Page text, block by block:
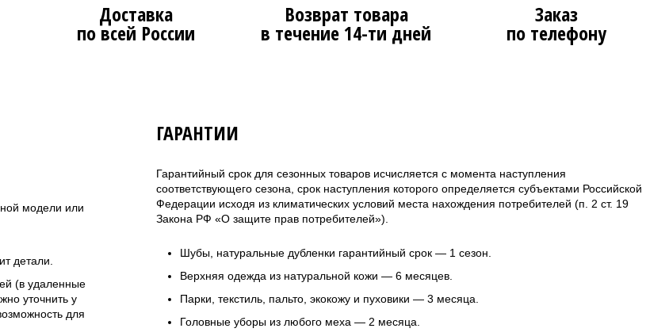
Доставка
по всей России
Возврат товара
в течение 14-ти дней
Заказ
по телефону
модели или
детали.
(в удаленные
уточнить у
для
ГАРАНТИИ
Гарантийный срок для сезонных товаров исчисляется с момента наступления
соответствующего сезона, срок наступления которого определяется субъектами Российской
Федерации исходя из климатических условий места нахождения потребителей (п. 2 ст. 19
Закона РФ «О защите прав потребителей»).
Шубы, натуральные дубленки гарантийный срок — 1 сезон.
Верхняя одежда из натуральной кожи — 6 месяцев.
Парки, текстиль, пальто, экокожу и пуховики — 3 месяца.
Головные уборы из любого меха — 2 месяца.